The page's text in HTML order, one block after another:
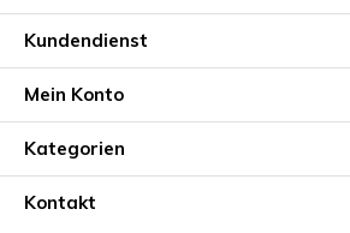
Kundendienst
Mein Konto
Kategorien
Kontakt